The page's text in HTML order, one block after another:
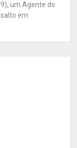
um Agente do
em